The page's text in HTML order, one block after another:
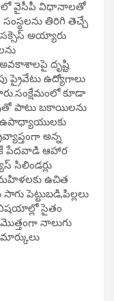
వైసీపీ విధానాలతో
తిరిగి తెచ్చే
అయ్యారు
దృష్టి
ప్రైవేటు ఉద్యోగాలు
కూడా
పాటు బకాయిలను
అన్న
పేదవాడి ఆహార
సిలిండర్లు
మహిళలకు ఉచిత
పెట్టుబడి,పిల్లలు
విషయాల్లో సైతం
నాలుగు